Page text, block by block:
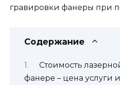
гравировки фанеры при
Содержание
Стоимость
фанере – цена услуги